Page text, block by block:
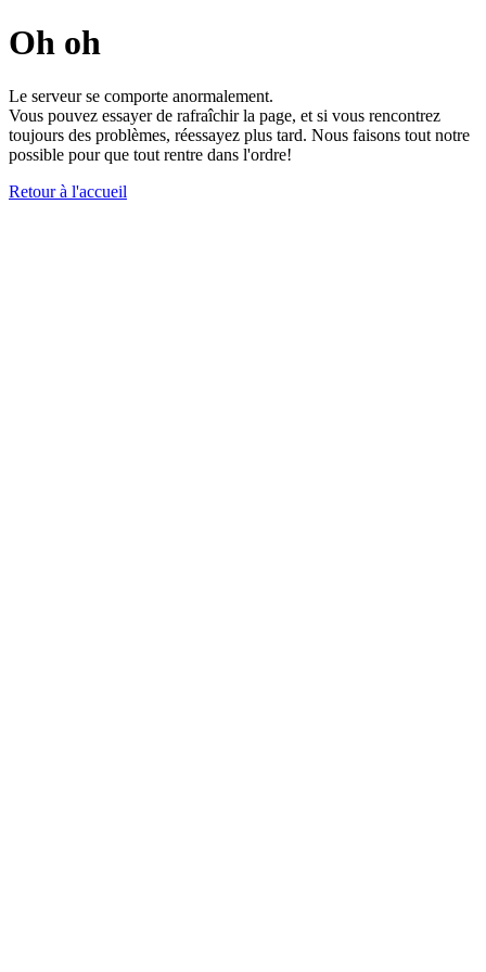
Oh oh
Le serveur se comporte anormalement.
Vous pouvez essayer de rafraîchir la page, et si vous rencontrez
toujours des problèmes, réessayez plus tard. Nous faisons tout notre
possible pour que tout rentre dans l'ordre!
Retour à l'accueil